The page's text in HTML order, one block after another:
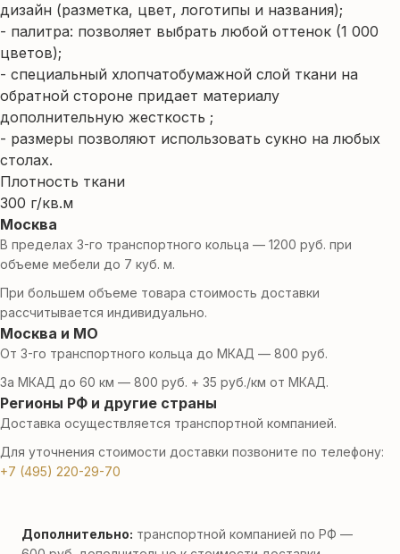
дизайн (разметка, цвет, логотипы и названия);
- палитра: позволяет выбрать любой оттенок (1 000
цветов);
- специальный хлопчатобумажной слой ткани на
обратной стороне придает материалу
дополнительную жесткость ;
- размеры позволяют использовать сукно на любых
столах.
Плотность ткани
300 г/кв.м
Москва
В пределах 3-го транспортного кольца — 1200 руб. при
объеме мебели до 7 куб. м.
При большем объеме товара стоимость доставки
рассчитывается индивидуально.
Москва и МО
От 3-го транспортного кольца до МКАД — 800 руб.
За МКАД до 60 км — 800 руб. + 35 руб./км от МКАД.
Регионы РФ и другие страны
Доставка осуществляется транспортной компанией.
Для уточнения стоимости доставки позвоните по телефону:
+7 (495) 220-29-70
Дополнительно: транспортной компанией по РФ —